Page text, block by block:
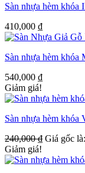
Sàn nhựa hèm khóa
410,000 ₫
Sàn nhựa hèm khóa
540,000 ₫
Giảm giá!
Sàn nhựa hèm khóa
240,000₫ Giá gốc
Giảm giá!